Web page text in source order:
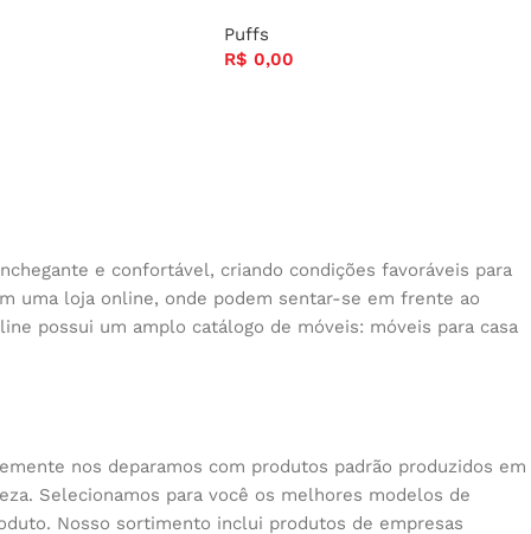
Puffs
R$ 0,00
e confortável, criando condições favoráveis para
uma loja online, onde podem sentar-se em frente ao
possui um amplo catálogo de móveis: móveis para casa
nos deparamos com produtos padrão produzidos em
Selecionamos para você os melhores modelos de
Nosso sortimento inclui produtos de empresas